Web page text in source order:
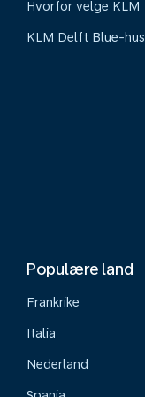
Hvorfor velge KLM
KLM Delft Blue-hus
Populære land
Frankrike
Italia
Nederland